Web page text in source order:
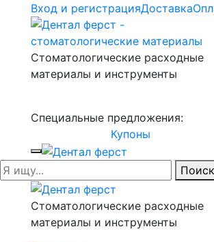
Вход и регистрацияДоставка
Стоматологические расходные
материалы и инструменты
Специальные предложения:
Купоны
Поиск
Стоматологические расходные
материалы и инструменты